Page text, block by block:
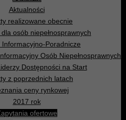
Aktualności
realizowane obecnie
osób niepełnosprawnych
Poradnicze
Osób Niepełnosprawnych
Dostępności na Start
z poprzednich latach
ceny rynkowej
2017 rok
ofertowe